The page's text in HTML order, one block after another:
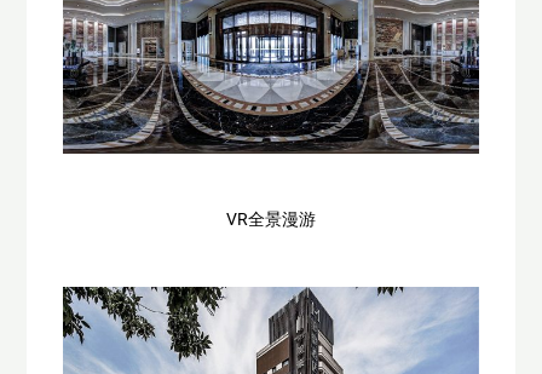
VR全景漫游